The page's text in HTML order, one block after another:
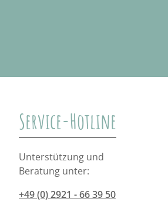
Service-Hotline
Unterstützung und
Beratung unter:
+49 (0) 2921 - 66 39 50